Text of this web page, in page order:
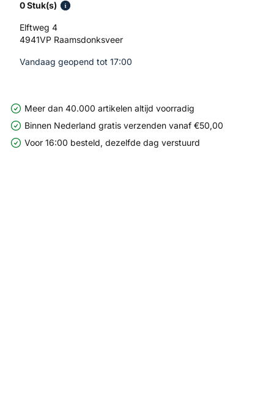
0 Stuk(s)
Elftweg 4
4941VP Raamsdonksveer
Vandaag geopend tot 17:00
Meer dan 40.000 artikelen altijd voorradig
Binnen Nederland gratis verzenden vanaf €50,00
Voor 16:00 besteld, dezelfde dag verstuurd